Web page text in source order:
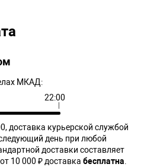
МКАД:
22:00
доставка курьерской службой
день при любой
доставки составляет
10 000 ₽ доставка бесплатна.